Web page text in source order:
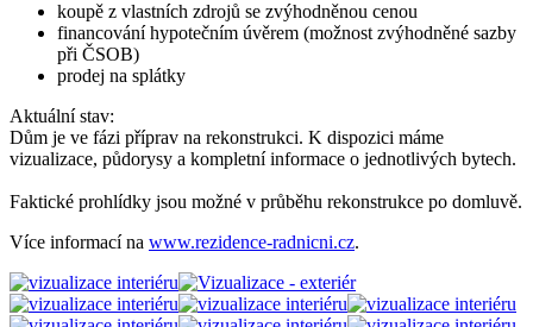
koupě z vlastních zdrojů se zvýhodněnou cenou
financování hypotečním úvěrem (možnost zvýhodněné sazby
při ČSOB)
prodej na splátky
Aktuální stav:
Dům je ve fázi příprav na rekonstrukci. K dispozici máme
vizualizace, půdorysy a kompletní informace o jednotlivých bytech.
Faktické prohlídky jsou možné v průběhu rekonstrukce po domluvě.
Více informací na www.rezidence-radnicni.cz.